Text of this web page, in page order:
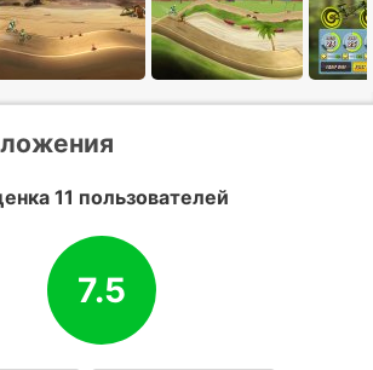
11 пользователей
7.5